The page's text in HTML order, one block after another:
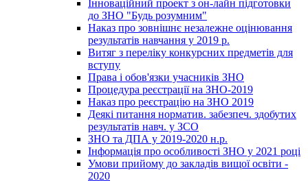
Інноваційний проект з он-лайн підготовки
до ЗНО "Будь розумним"
Наказ про зовнішнє незалежне оцінювання
результатів навчання у 2019 р.
Витяг з переліку конкурсних предметів для
вступу
Права і обов'язки учасників ЗНО
Процедура реєстрації на ЗНО-2019
Наказ про реєстрацію на ЗНО 2019
Деякі питання норматив. забезпеч. здобутих
результатів навч. у ЗСО
ЗНО та ДПА у 2019-2020 н.р.
Інформація про особливості ЗНО у 2021 році
Умови прийому до закладів вищої освіти -
2020